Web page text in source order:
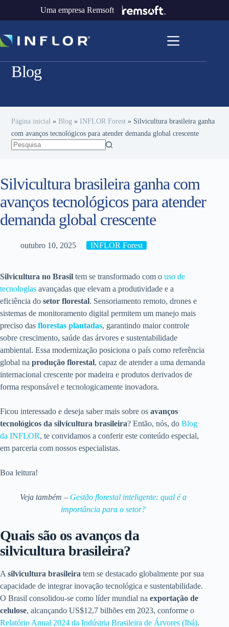
Uma empresa Remsoft
Blog
Página inicial » Blog » INFLOR Forest » Silvicultura brasileira ganha
com avanços tecnológicos para atender demanda global crescente
Silvicultura brasileira ganha com
avanços tecnológicos para atender
demanda global crescente
outubro 10, 2025 INFLOR Forest
Silvicultura no Brasil tem se transformado com o uso de
tecnologias avançadas que elevam a produtividade e a
eficiência do setor florestal. Sensoriamento remoto, drones e
sistemas de monitoramento digital permitem um manejo mais
preciso das florestas plantadas, garantindo maior controle
sobre crescimento, saúde das árvores e sustentabilidade
ambiental. Essa modernização posiciona o país como referência
global na produção florestal, capaz de atender a uma demanda
internacional crescente por madeira e produtos derivados de
forma responsável e tecnologicamente inovadora.
Ficou interessado e deseja saber mais sobre os avanços
tecnológicos da silvicultura brasileira? Então, nós, do Blog
da INFLOR, te convidamos a conferir este conteúdo especial,
em parceria com nossos especialistas.
Boa leitura!
Veja também – Gestão florestal inteligente: qual é a
importância para o setor?
Quais são os avanços da
silvicultura brasileira?
A silvicultura brasileira tem se destacado globalmente por sua
capacidade de integrar inovação tecnológica e sustentabilidade.
O Brasil consolidou-se como líder mundial na exportação de
celulose, alcançando US$12,7 bilhões em 2023, conforme o
Relatório Anual 2024 da Indústria Brasileira de Árvores (Ibá).